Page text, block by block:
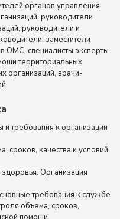
органов управления
руководители
руководители и
заместители
ОМС, специалисты эксперты
территориальных
организаций, врачи-
требования к организации
сроков, качества и условий
Организация
требования к службе
объема, сроков,